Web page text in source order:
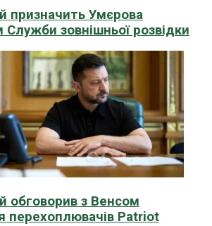
призначить Умєрова
Служби зовнішньої розвідки
обговорив з Венсом
перехоплювачів Patriot